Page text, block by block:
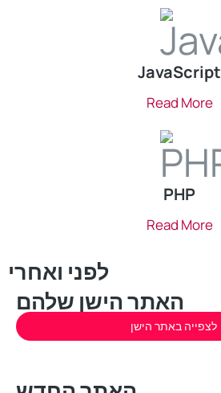
JavaScript
Read More
PHP
Read More
לפני ואחרי
האתר הישן שלהם
לצפייה באתר הישן